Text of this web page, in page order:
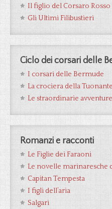
Il figlio del Corsaro Rosso
Gli Ultimi Filibustieri
Ciclo dei corsari delle
I corsari delle Bermude
La crociera della Tuonante
Le straordinarie
Romanzi e racconti
Le Figlie dei Faraoni
Le novelle marinaresche
Capitan Tempesta
I figli dell’aria
Salgari